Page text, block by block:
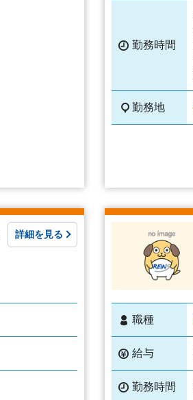
勤務時間
勤務地
詳細を見る
職種
給与
勤務時間